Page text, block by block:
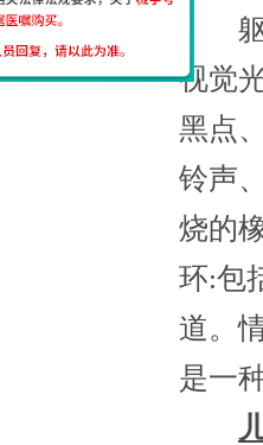
躯
视觉
黑点
铃声
烧的
环:包
道。
是一